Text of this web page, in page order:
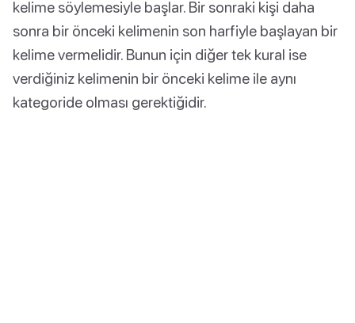
kelime söylemesiyle başlar. Bir sonraki kişi daha
sonra bir önceki kelimenin son harfiyle başlayan bir
kelime vermelidir. Bunun için diğer tek kural ise
verdiğiniz kelimenin bir önceki kelime ile aynı
kategoride olması gerektiğidir.